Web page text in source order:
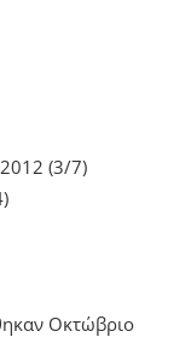
(3/7)
Οκτώβριο